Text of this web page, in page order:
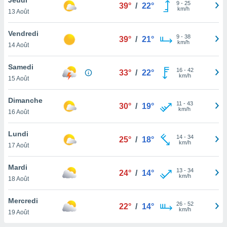
et
»,
au
vous
qu'ils
ou
le
ainsi
un
la
du
13 Août
39° / 22° 9- 25
km/h
Vendredi
14 Août
39° / 21° 9- 38
km/h
Samedi
15 Août
33° / 22° 16- 42
km/h
Dimanche
16 Août
30° / 19° 11 - 43
km/h
Lundi
17 Août
25° / 18° 14- 34
km/h
Mardi
18 Août
24° / 14° 13- 34
km/h
Mercredi
19 Août
22° / 14° 26- 52
km/h